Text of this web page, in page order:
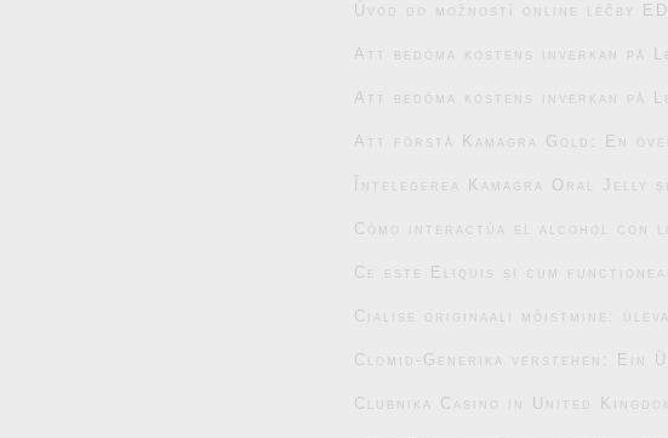
Úvod do možností online léčby ED
Att bedöma kostens inverkan
Att bedöma kostens inverkan
Att förstå Kamagra Gold: En
Înțelegerea Kamagra Oral Jelly
Cómo interactúa el alcohol con
Ce este Eliquis și cum
Cialise originaali mõistmine:
Clomid-Generika verstehen: Ein
Clubnika Casino in United